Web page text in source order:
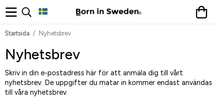
Startsida / Nyhetsbrev
Nyhetsbrev
Skriv in din e-postadress här för att anmäla dig till vårt
nyhetsbrev. De uppgifter du matar in kommer endast användas
till våra nyhetsbrev.